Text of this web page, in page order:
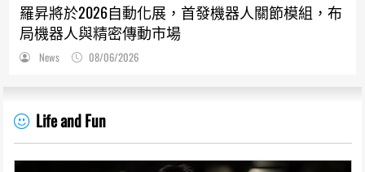
羅昇將於2026自動化展，首發機器人關節模組，布
局機器人與精密傳動市場
News 08/06/2026
Life and Fun